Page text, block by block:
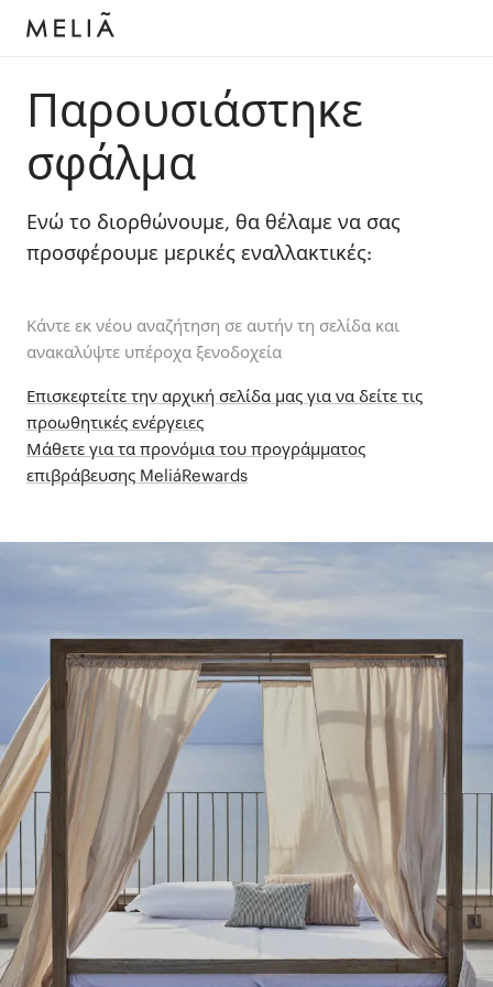
Παρουσιάστηκε
σφάλμα
Ενώ το διορθώνουμε, θα θέλαμε να σας
προσφέρουμε μερικές εναλλακτικές:
Κάντε εκ νέου αναζήτηση σε αυτήν τη σελίδα και
ανακαλύψτε υπέροχα ξενοδοχεία
Επισκεφτείτε την αρχική σελίδα μας για να δείτε τις
προωθητικές ενέργειες
Μάθετε για τα προνόμια του προγράμματος
επιβράβευσης MeliáRewards